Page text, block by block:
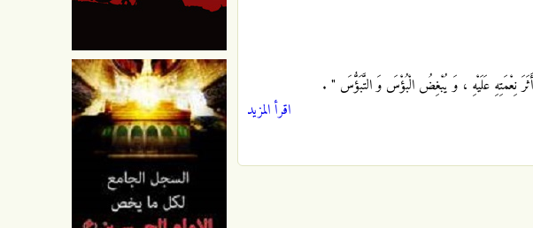
نِعْمَتِهِ عَلَيْهِ ، وَ يُبْغِضُ الْبُؤْسَ وَ التَّبَؤُّسَ " .
اقرأ المزيد